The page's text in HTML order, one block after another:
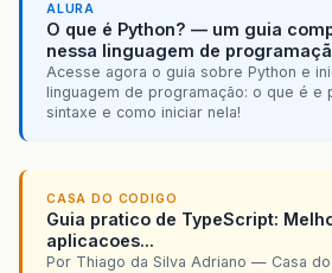
ALURA
O que é Python? — um guia
nessa linguagem de
Acesse agora o guia sobre Python e
linguagem de programação: o que é e
sintaxe e como iniciar nela!
CASA DO CODIGO
Guia pratico de TypeScript:
aplicacoes...
Por Thiago da Silva Adriano — Casa